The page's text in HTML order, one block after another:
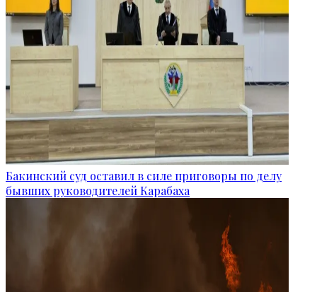
Бакинский суд оставил в силе приговоры по делу
бывших руководителей Карабаха